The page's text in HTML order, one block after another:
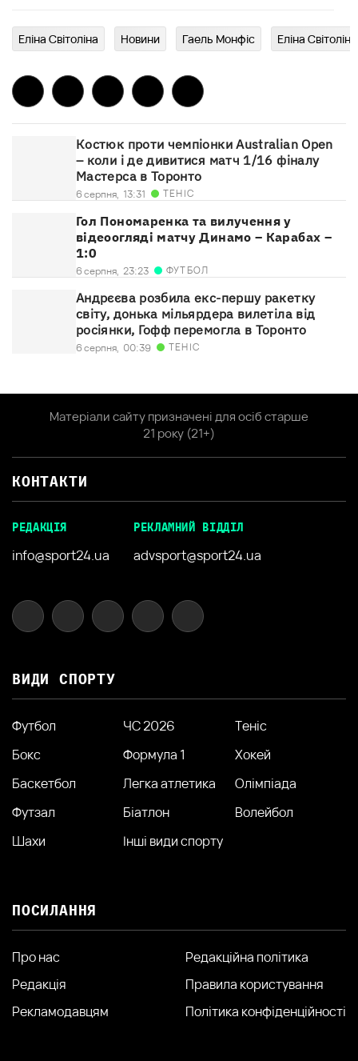
Еліна Світоліна Новини Гаель Монфіс Еліна Світоліна
Костюк проти чемпіонки Australian Open
– коли і де дивитися матч 1/16 фіналу
Мастерса в Торонто
6 серпня, 13:31 ТЕНІС
Гол Пономаренка та вилучення у
відеоогляді матчу Динамо – Карабах –
1:0
6 серпня, 23:23 ФУТБОЛ
Андрєєва розбила екс-першу ракетку
світу, донька мільярдера вилетіла від
росіянки, Гофф перемогла в Торонто
6 серпня, 00:39 ТЕНІС
Матеріали сайту призначені для осіб старше
21 року (21+)
КОНТАКТИ
РЕДАКЦІЯ
info@sport24.ua
РЕКЛАМНИЙ ВІДДІЛ
advsport@sport24.ua
ВИДИ СПОРТУ
Футбол ЧС 2026
Теніс
Бокс
Формула 1
Хокей
Баскетбол
Легка атлетика
Олімпіада
Футзал
Біатлон
Волейбол
Шахи
Інші види спорту
ПОСИЛАННЯ
Про нас
Редакція
Рекламодавцям
Редакційна політика
Правила користування
Політика конфіденційності